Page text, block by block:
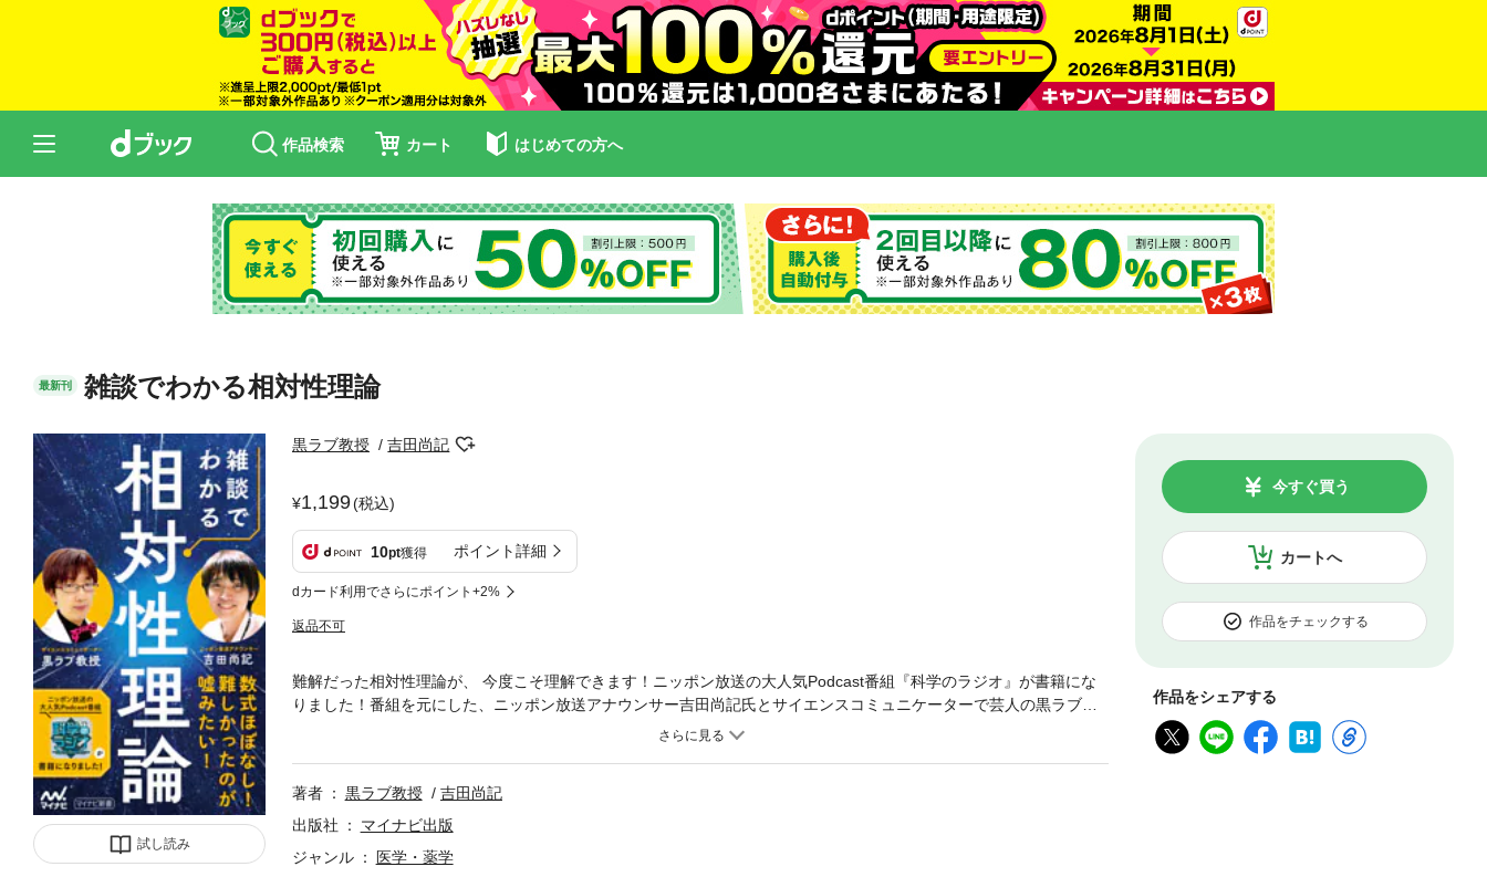
作品検索 カート はじめての方へ
最新刊 雑談でわかる相対性理論
試し読み
黒ラブ教授 吉田尚記
1,199(税込)
10pt獲得 ポイント詳細
dカード利用でさらにポイント+2%
返品不可
カートへ
今すぐ買う
作品をチェックする
作品をシェアする
難解だった相対性理論が、 今度こそ理解できます！ニッポン放送の大人気Podcast番組『科学のラジオ』が書籍にな
りました！番組を元にした、ニッポン放送アナウンサー吉田尚記氏とサイエンスコミュニケーターで芸人の黒ラブ教
授による雑談を交えた楽しい会話から、「相対性理論」を中心とした最新科学が学べます。難解な数式の解説は一切
本興業。東京工科大学客員准教授、東京大学客員研究員、早稲田大学非常勤講師、日本科学振興協会理事、LEDTOKY
Oなどでサイエンスコミュニケーション業務に従事。 科学技術振興機構サイエンスアゴラ賞受賞、キングオブマッド
ナリティ賞を受賞。『なぜ、この人と話をすると楽になるのか』（太田出版）が13万部突破のベストセラーに。最大
著者 黒ラブ教授
吉田尚記
出版社
マイナビ出版
ジャンル
医学・薬学